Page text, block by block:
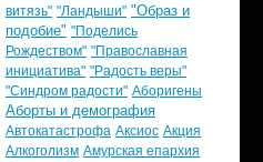
витязь" "Ландыши" "Образ и
подобие" "Поделись
Рождеством" "Православная
инициатива" "Радость веры"
"Синдром радости" Аборигены
Аборты и демография
Автокатастрофа Аксиос Акция
Алкоголизм Амурская епархия